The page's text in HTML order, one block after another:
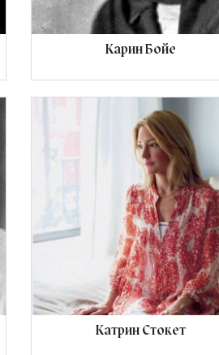
Карин Бойе
Катрин Стокет